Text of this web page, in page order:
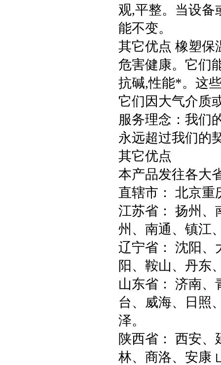
观,平整。当设备
能不变。
其它优点 橡塑保
危害健康。它们
抗碱,性能*。这
它们因大气介质
服务理念：我们
永远超过我们的
其它优点
本产品发往各大
直辖市： 北京重
江苏省： 扬州、
州、南通、镇江
辽宁省： 沈阳、
阳、鞍山、丹东
山东省： 济南、
台、威海、日照
泽。
陕西省： 西安
林、商洛、安康